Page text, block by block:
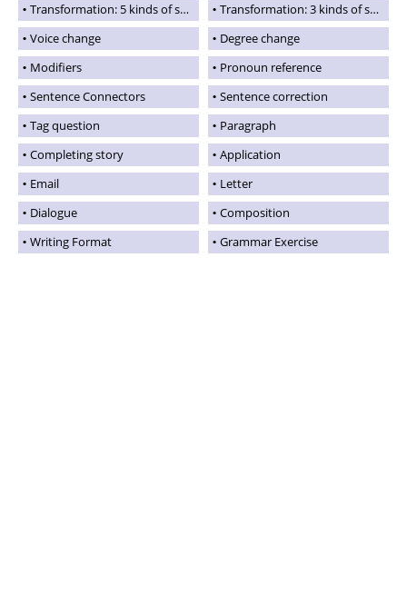
Transformation: 5 kinds of sentences
Transformation: 3 kinds of sentences
Voice change
Degree change
Modifiers
Pronoun reference
Sentence Connectors
Sentence correction
Tag question
Paragraph
Completing story
Application
Email
Letter
Dialogue
Composition
Writing Format
Grammar Exercise